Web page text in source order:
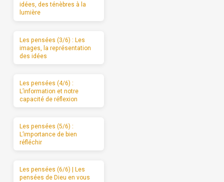
idées, des ténèbres à la
lumière
Les pensées (3/6) : Les
images, la représentation
des idées
Les pensées (4/6) :
L’information et notre
capacité de réflexion
Les pensées (5/6) :
L’importance de bien
réfléchir
Les pensées (6/6) | Les
pensées de Dieu en vous